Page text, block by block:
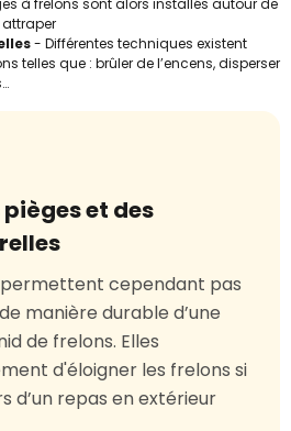
à frelons sont alors installés autour de
- Différentes techniques existent
telles que : brûler de l’encens, disperser
et des
cependant pas
manière durable d’une
de frelons. Elles
d'éloigner les frelons si
d’un repas en extérieur